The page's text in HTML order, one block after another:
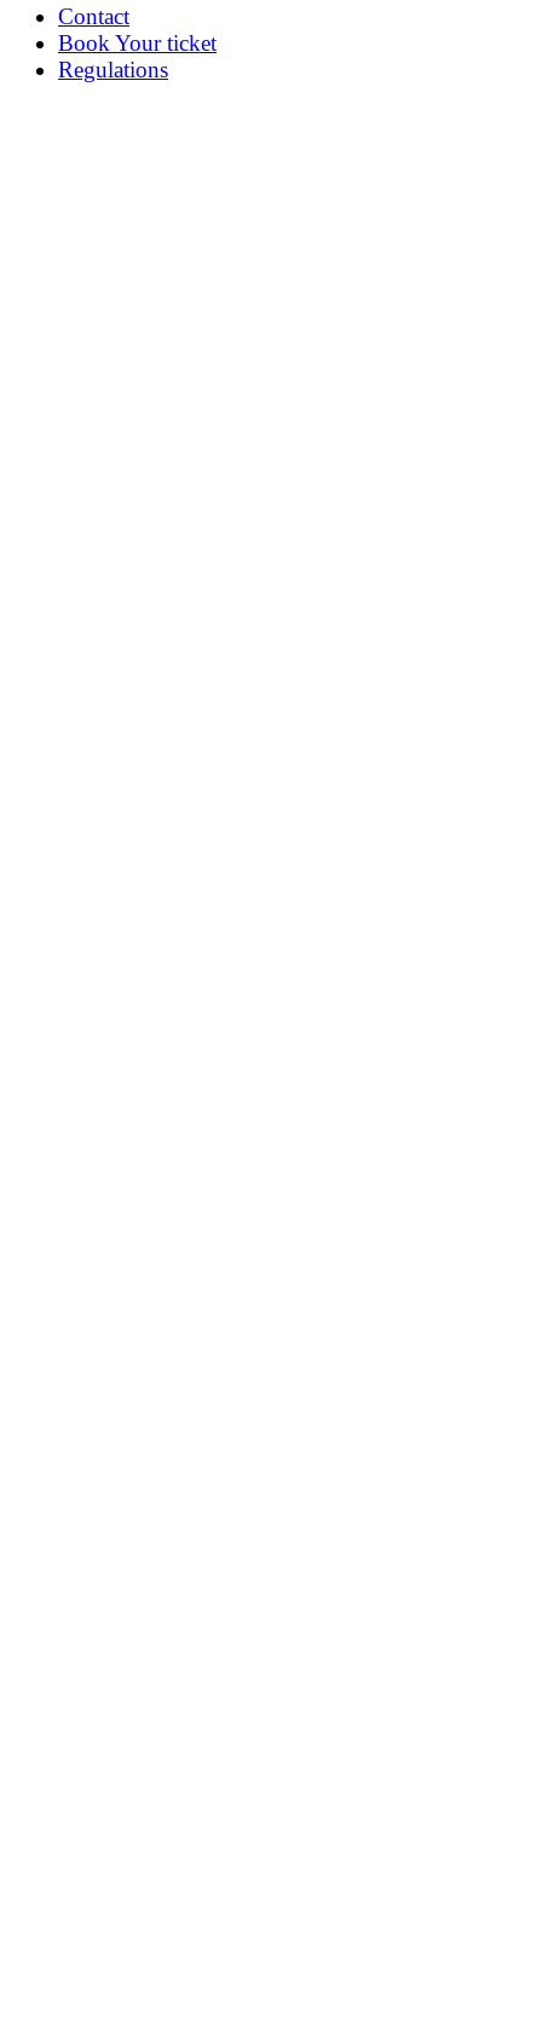
Contact
Book Your ticket
Regulations